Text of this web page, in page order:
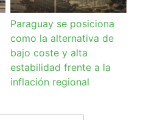
Paraguay se posiciona
como la alternativa de
bajo coste y alta
estabilidad frente a la
inflación regional